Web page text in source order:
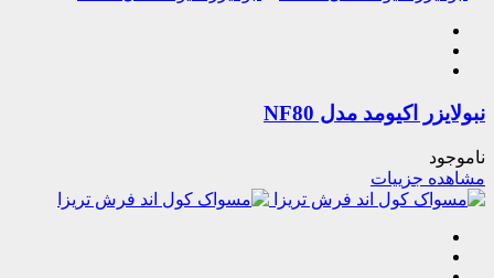
نبولایزر اکیومد مدل NF80
ناموجود
مشاهده جزییات